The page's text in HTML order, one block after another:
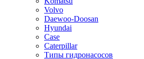
Volvo
Daewoo-Doosan
Hyundai
Case
Caterpillar
Типы гидронасосов